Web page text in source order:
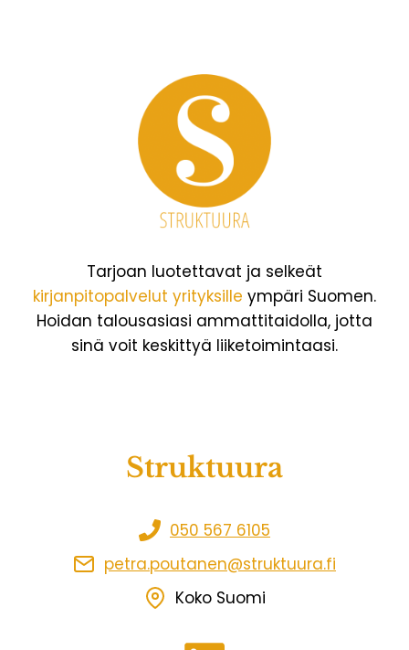
Tarjoan luotettavat ja selkeät
kirjanpitopalvelut yrityksille ympäri Suomen.
Hoidan talousasiasi ammattitaidolla, jotta
sinä voit keskittyä liiketoimintaasi.
Struktuura
050 567 6105
petra.poutanen@struktuura.fi
Koko Suomi